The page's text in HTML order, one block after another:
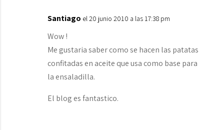
Santiago el 20 junio 2010 a las 17:38 pm
Wow !
Me gustaria saber como se hacen las patatas
confitadas en aceite que usa como base para
la ensaladilla.
El blog es fantastico.